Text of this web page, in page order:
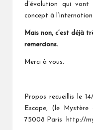
d’évolution qui
concept à
Mais non, c’est déjà
remercions.
Merci à vous.
Propos recueillis le
Escape, (le
75008 Paris
http://